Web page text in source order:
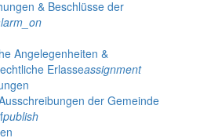
& Beschlüsse der
Angelegenheiten &
Erlasseassignment
der Gemeinde
publish